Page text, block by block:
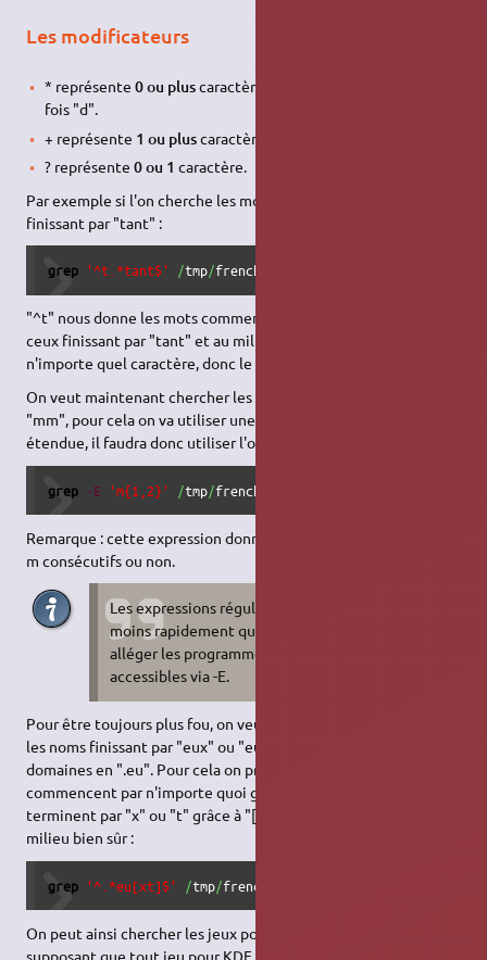
Les modificateurs
* représente 0 ou pluscaractères. Exemple : d* = 0 ou plus
fois "d".
+ représente 1 ou pluscaractères.
? représente 0 ou 1 caractère.
Par exemple si l'on cherche les mots commençant par "t" et
finissant par "tant" :
grep '^t.*tant$' /tmp/french.utf8
"^t" nous donne les mots commençant par "t", "tant$" prends
ceux finissant par "tant" et au milieu on veut 0 ou plus fois
n'importe quel caractère, donc le ".".
On veut maintenant chercher les mots contenant "m" ou
"mm", pour cela on va utiliser une expression régulière
étendue, il faudra donc utiliser l'option "-E" de grep :
grep -E 'm{1,2}' /tmp/french.utf8
Remarque : cette expression donne les mots contenant 1 ou 2
m consécutifs ou non.
Les expressions régulières étendues se calculent
moins rapidement que celles de bases, pour
alléger les programmes elles sont regroupées et
accessibles via -E.
Pour être toujours plus fou, on veut maintenant trouver tous
les noms finissant par "eux" ou "eut" pour créer des noms de
domaines en ".eu". Pour cela on prend les mots qui
commencent par n'importe quoi grâce à "^.*", puis qui
terminent par "x" ou "t" grâce à "[xt]", tout ça avec "eu" au
milieu bien sûr :
grep '^.*eu[xt]$' /tmp/french.utf8
On peut ainsi chercher les jeux pour KDE et pour GNOME, en
supposant que tout jeu pour KDE qui se respecte commence